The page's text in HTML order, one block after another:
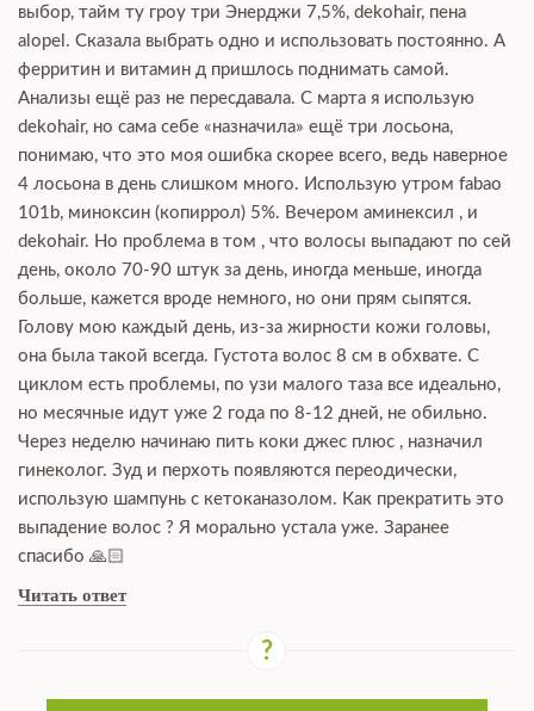
выбор, тайм ту гроу три Энерджи 7,5%, dekohair, пена
alopel. Сказала выбрать одно и использовать постоянно. А
ферритин и витамин д пришлось поднимать самой.
Анализы ещё раз не пересдавала. С марта я использую
dekohair, но сама себе «назначила» ещё три лосьона,
понимаю, что это моя ошибка скорее всего, ведь наверное
4 лосьона в день слишком много. Использую утром fabao
101b, миноксин (копиррол) 5%. Вечером аминексил , и
dekohair. Но проблема в том , что волосы выпадают по сей
день, около 70-90 штук за день, иногда меньше, иногда
больше, кажется вроде немного, но они прям сыпятся.
Голову мою каждый день, из-за жирности кожи головы,
она была такой всегда. Густота волос 8 см в обхвате. С
циклом есть проблемы, по узи малого таза все идеально,
но месячные идут уже 2 года по 8-12 дней, не обильно.
Через неделю начинаю пить коки джес плюс , назначил
гинеколог. Зуд и перхоть появляются переодически,
использую шампунь с кетоканазолом. Как прекратить это
выпадение волос ? Я морально устала уже. Заранее
спасибо 🙏🏻
Читать ответ